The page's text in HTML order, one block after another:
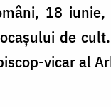
18
de
vicar al